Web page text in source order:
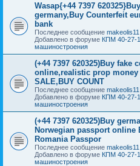
Wasap{+44 7397
germany,Buy Counterfeit
bank
Последнее сообщение makeolis11
Добавлено в форуме КПМ 40-27-
машиностроения
(+44 7397 620325)Buy fake
online,realistic prop money
SALE,BUY COUNT
Последнее сообщение makeolis11
Добавлено в форуме КПМ 40-27-
машиностроения
(+44 7397 620325)Buy
Norwegian passport online
Romania Passpor
Последнее сообщение makeolis11
Добавлено в форуме КПМ 40-27-
машиностроения